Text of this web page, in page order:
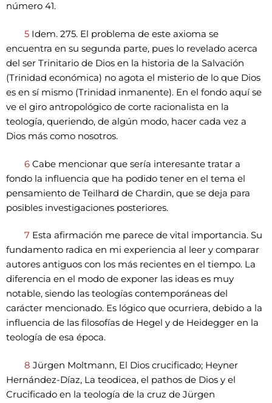
número 41.
5 Idem. 275. El problema de este axioma se
encuentra en su segunda parte, pues lo revelado acerca
del ser Trinitario de Dios en la historia de la Salvación
(Trinidad económica) no agota el misterio de lo que Dios
es en sí mismo (Trinidad inmanente). En el fondo aquí se
ve el giro antropológico de corte racionalista en la
teología, queriendo, de algún modo, hacer cada vez a
Dios más como nosotros.
6 Cabe mencionar que sería interesante tratar a
fondo la influencia que ha podido tener en el tema el
pensamiento de Teilhard de Chardin, que se deja para
posibles investigaciones posteriores.
7 Esta afirmación me parece de vital importancia. Su
fundamento radica en mi experiencia al leer y comparar
autores antiguos con los más recientes en el tiempo. La
diferencia en el modo de exponer las ideas es muy
notable, siendo las teologías contemporáneas del
carácter mencionado. Es lógico que ocurriera, debido a la
influencia de las filosofías de Hegel y de Heidegger en la
teología de esa época.
8 Jürgen Moltmann, El Dios crucificado; Heyner
Hernández-Díaz, La teodicea, el pathos de Dios y el
Crucificado en la teología de la cruz de Jürgen